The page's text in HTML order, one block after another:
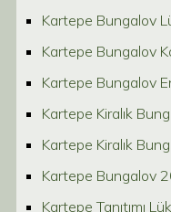
Kartepe Bungalov
Kartepe Bungalov
Kartepe Bungalov
Kartepe Kiralık
Kartepe Kiralık
Kartepe Bungalov
Kartepe Tanıtımı